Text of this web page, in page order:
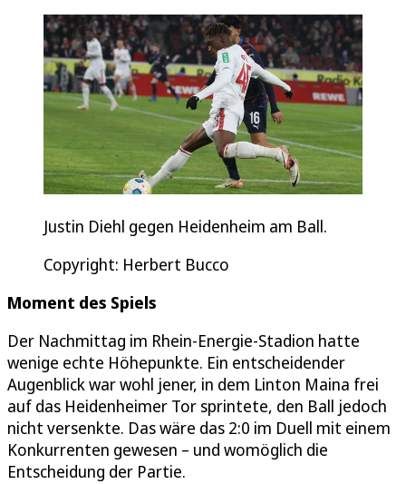
Justin Diehl gegen Heidenheim am Ball.
Copyright: Herbert Bucco
Moment des Spiels
Der Nachmittag im Rhein-Energie-Stadion hatte
wenige echte Höhepunkte. Ein entscheidender
Augenblick war wohl jener, in dem Linton Maina frei
auf das Heidenheimer Tor sprintete, den Ball jedoch
nicht versenkte. Das wäre das 2:0 im Duell mit einem
Konkurrenten gewesen – und womöglich die
Entscheidung der Partie.